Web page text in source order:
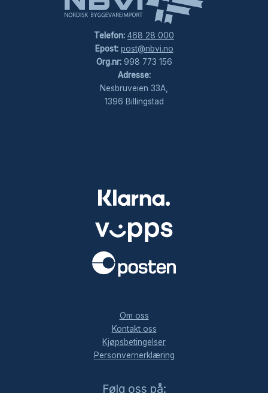
Telefon: 468 28 000
Epost: post@nbvi.no
Org.nr:998 773 156
Adresse:
Nesbruveien 33A,
1396 Billingstad
Om oss
Kontakt oss
Kjøpsbetingelser
Personvernerklæring
Følg oss på:
Facebook
Instagram
LinkedIn